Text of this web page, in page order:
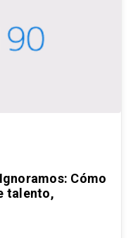
Cómo
talento,